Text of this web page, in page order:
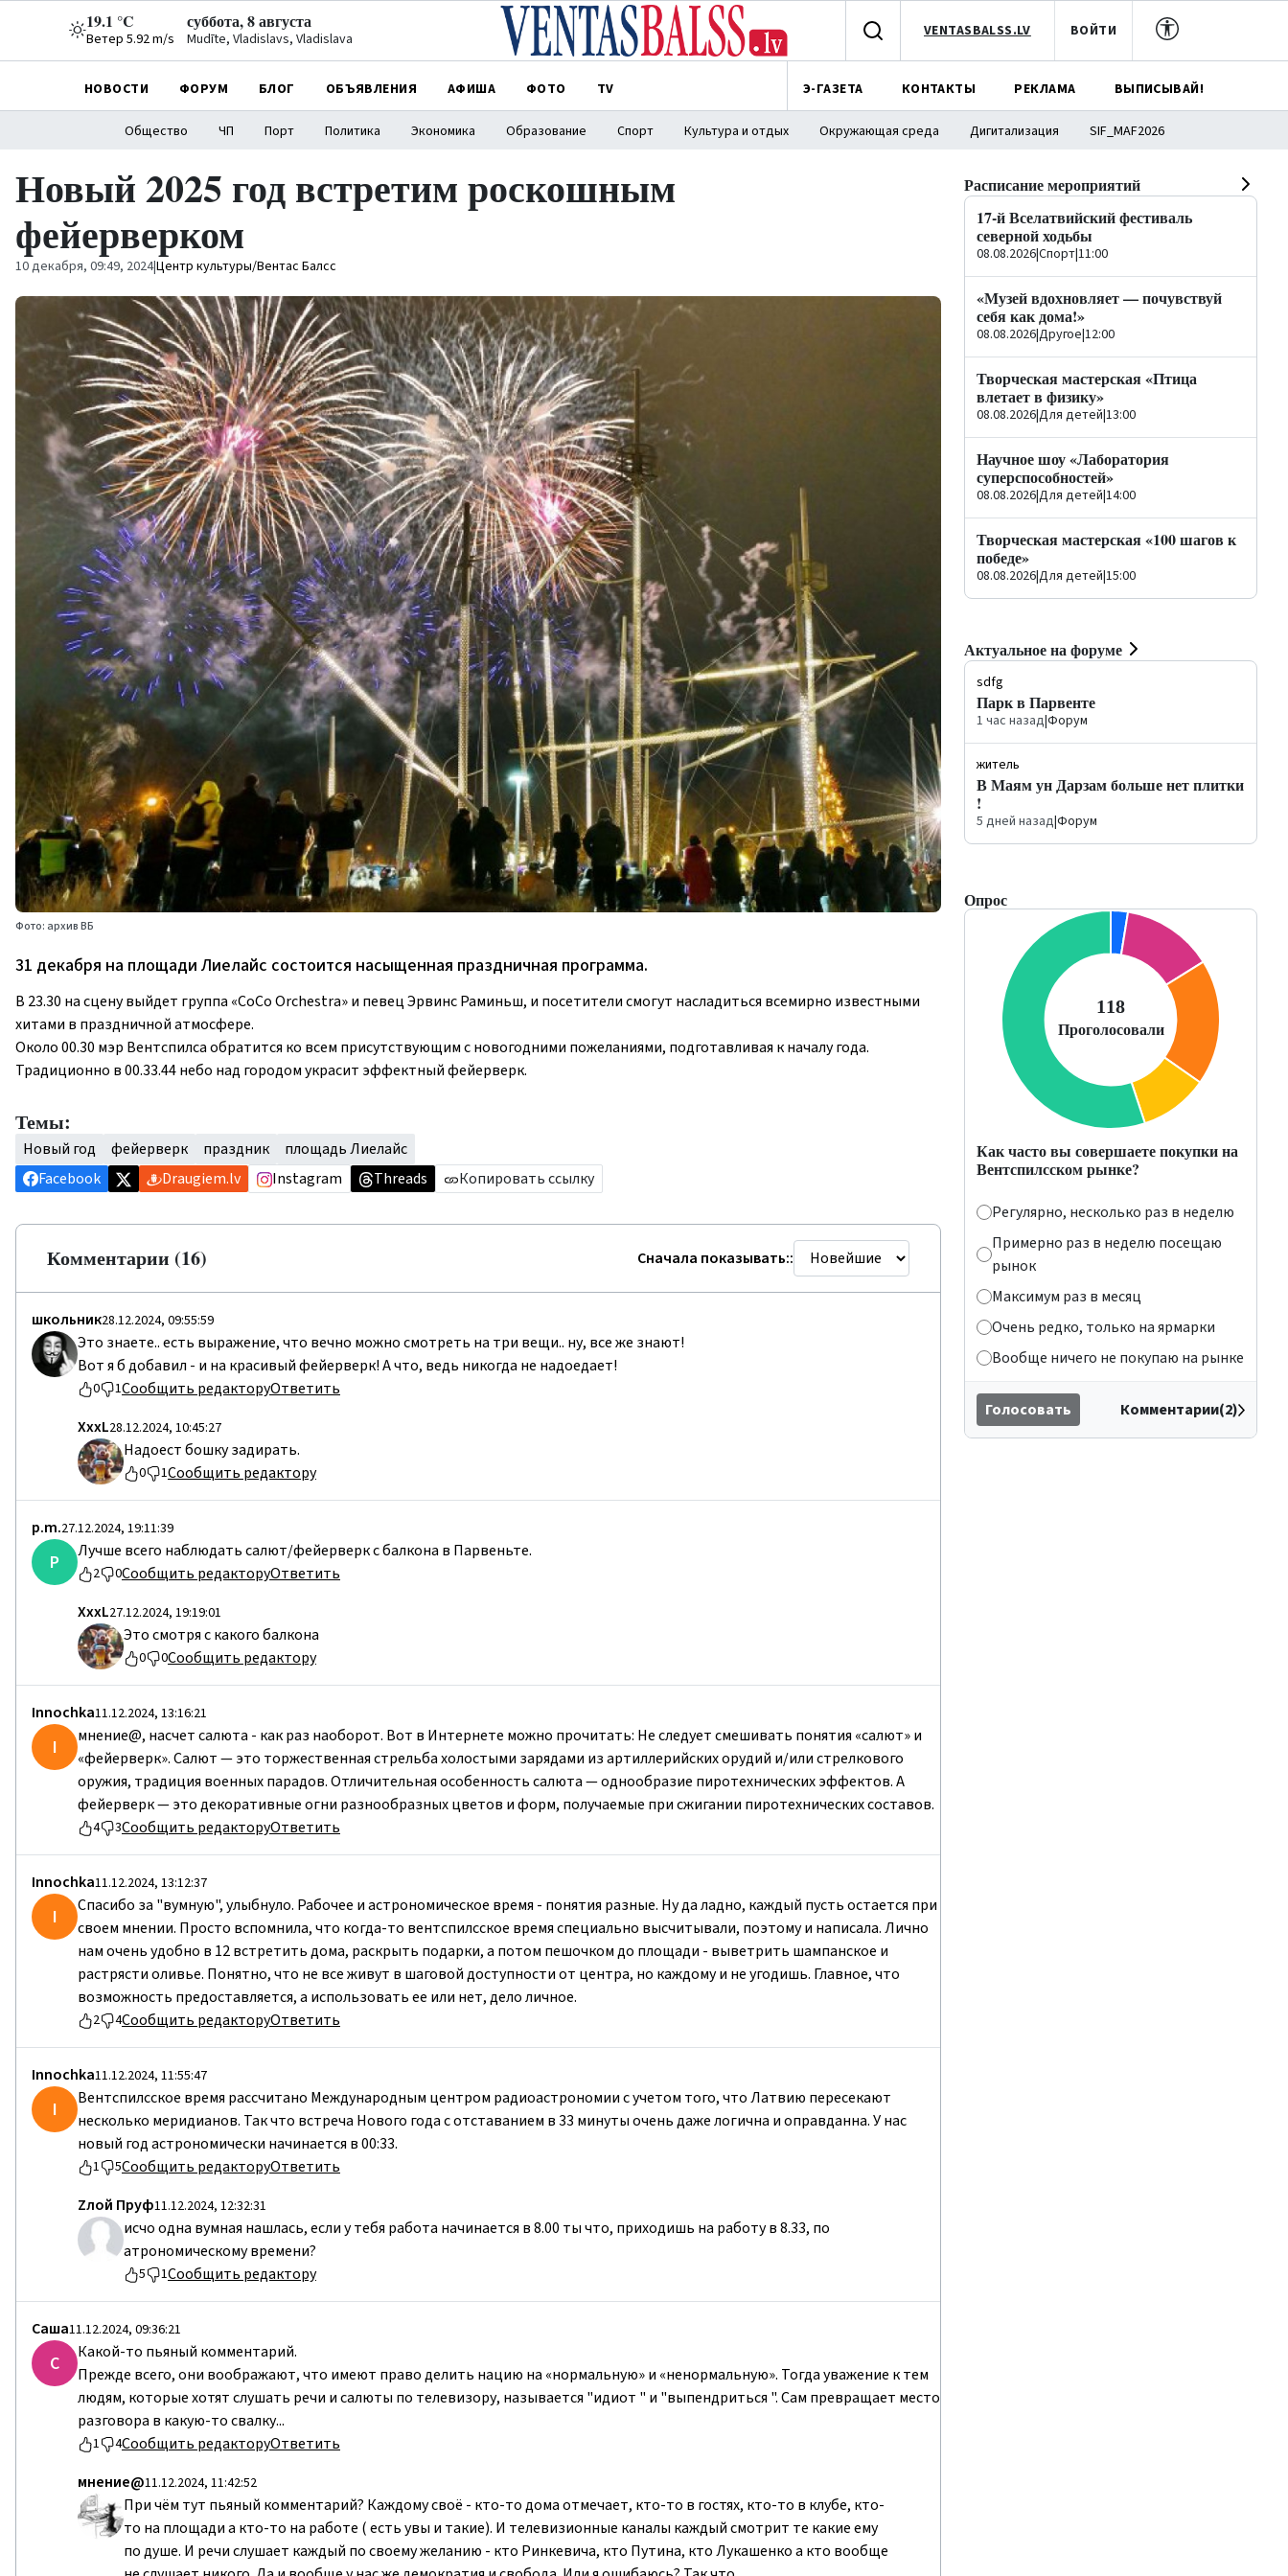
19.1 °C
Ветер 5.92 m/s
суббота, 8 августа
Mudīte, Vladislavs, Vladislava VENTASBALSS.LV ВОЙТИ
НОВОСТИ ФОРУМ БЛОГ ОБЪЯВЛЕНИЯ АФИША ФОТО TV Э-ГАЗЕТА КОНТАКТЫ РЕКЛАМА ВЫПИСЫВАЙ!
Общество ЧП Порт Политика Экономика Образование Спорт Культура и отдых Окружающая среда Дигитализация SIF_MAF2026
Новый 2025 год встретим роскошным
фейерверком
10 декабря, 09:49, 2024|Центр культуры/Вентас Балсс
Фото: архив ВБ
31 декабря на площади Лиелайс состоится насыщенная праздничная программа.
В 23.30 на сцену выйдет группа «CoCo Orchestra» и певец Эрвинс Раминьш, и посетители смогут насладиться всемирно известными
хитами в праздничной атмосфере.
Около 00.30 мэр Вентспилса обратится ко всем присутствующим с новогодними пожеланиями, подготавливая к началу года.
Традиционно в 00.33.44 небо над городом украсит эффектный фейерверк.
Темы:
Новый год фейерверк праздник
площадь Лиелайс
Facebook
Draugiem.lv Instagram Threads Копировать ссылку
Комментарии (16) Сначала показывать::
школьник28.12.2024, 09:55:59
Это знаете.. есть выражение, что вечно можно смотреть на три вещи.. ну, все же знают!
Вот я б добавил - и на красивый фейерверк! А что, ведь никогда не надоедает!
0 1Сообщить редакторуОтветить
ХххL28.12.2024, 10:45:27
Надоест бошку задирать.
0 1Сообщить редактору
р.m.27.12.2024, 19:11:39
Р Лучше всего наблюдать салют/фейерверк с балкона в Парвеньте.
2 0Сообщить редакторуОтветить
ХххL27.12.2024, 19:19:01
Это смотря с какого балкона
0 0Сообщить редактору
Innochka11.12.2024, 13:16:21
I
мнение@, насчет салюта - как раз наоборот. Вот в Интернете можно прочитать: Не следует смешивать понятия «салют» и
«фейерверк». Салют — это торжественная стрельба холостыми зарядами из артиллерийских орудий и/или стрелкового
оружия, традиция военных парадов. Отличительная особенность салюта — однообразие пиротехнических эффектов. А
фейерверк — это декоративные огни разнообразных цветов и форм, получаемые при сжигании пиротехнических составов.
4 3Сообщить редакторуОтветить
Innochka11.12.2024, 13:12:37
I
Спасибо за "вумную", улыбнуло. Рабочее и астрономическое время - понятия разные. Ну да ладно, каждый пусть остается при
своем мнении. Просто вспомнила, что когда-то вентспилсское время специально высчитывали, поэтому и написала. Лично
нам очень удобно в 12 встретить дома, раскрыть подарки, а потом пешочком до площади - выветрить шампанское и
растрясти оливье. Понятно, что не все живут в шаговой доступности от центра, но каждому и не угодишь. Главное, что
возможность предоставляется, а использовать ее или нет, дело личное.
2 4Сообщить редакторуОтветить
Innochka11.12.2024, 11:55:47
I
Вентспилсское время рассчитано Международным центром радиоастрономии с учетом того, что Латвию пересекают
несколько меридианов. Так что встреча Нового года с отставанием в 33 минуты очень даже логична и оправданна. У нас
новый год астрономически начинается в 00:33.
1 5Сообщить редакторуОтветить
Zлой Пруф11.12.2024, 12:32:31
исчо одна вумная нашлась, если у тебя работа начинается в 8.00 ты что, приходишь на работу в 8.33, по
атрономическому времени?
5 1Сообщить редактору
Саша11.12.2024, 09:36:21
С
Какой-то пьяный комментарий.
Прежде всего, они воображают, что имеют право делить нацию на «нормальную» и «ненормальную». Тогда уважение к тем
людям, которые хотят слушать речи и салюты по телевизору, называется "идиот " и "выпендриться ". Сам превращает место
разговора в какую-то свалку...
1 4Сообщить редакторуОтветить
мнение@11.12.2024, 11:42:52
При чём тут пьяный комментарий? Каждому своё - кто-то дома отмечает, кто-то в гостях, кто-то в клубе, кто-
то на площади а кто-то на работе ( есть увы и такие). И телевизионные каналы каждый смотрит те какие ему
по душе. И речи слушает каждый по своему желанию - кто Ринкевича, кто Путина, кто Лукашенко а кто вообще
Расписание мероприятий
17-й Вселатвийский фестиваль
северной ходьбы
08.08.2026|Спорт|11:00
«Музей вдохновляет — почувствуй
себя как дома!»
08.08.2026|Другое|12:00
Творческая мастерская «Птица
влетает в физику»
08.08.2026|Для детей|13:00
Научное шоу «Лаборатория
суперспособностей»
08.08.2026|Для детей|14:00
Творческая мастерская «100 шагов к
победе»
08.08.2026|Для детей|15:00
Актуальное на форуме
sdfg
Парк в Парвенте
1 час назад|Форум
житель
В Маям ун Дарзам больше нет плитки
!
5 дней назад|Форум
Опрос
Как часто вы совершаете покупки на
Вентспилсском рынке?
Регулярно, несколько раз в неделю
Примерно раз в неделю посещаю
рынок
Максимум раз в месяц
Очень редко, только на ярмарки
Вообще ничего не покупаю на рынке
Голосовать Комментарии(2)